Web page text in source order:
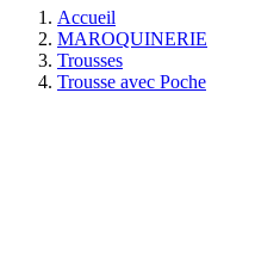
Accueil
MAROQUINERIE
Trousses
Trousse avec Poche